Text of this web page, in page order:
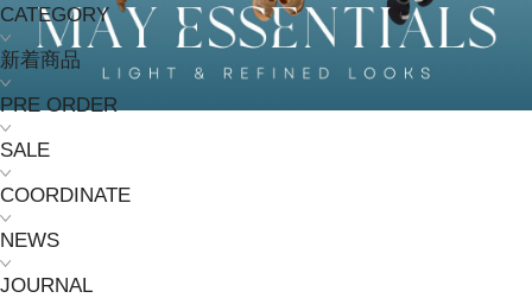
CATEGORY
新着商品
PRE ORDER
SALE
COORDINATE
NEWS
JOURNAL